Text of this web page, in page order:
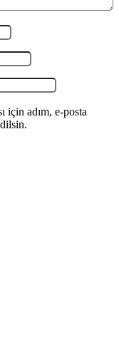
için adım, e-posta